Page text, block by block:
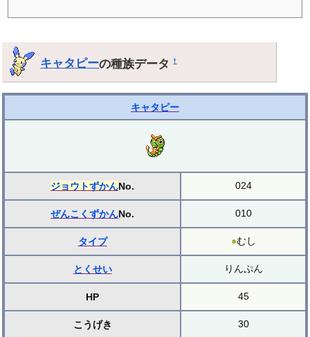
キャタピーの種族データ†
キャタピー
ジョウトずかんNo. 024
ぜんこくずかんNo. 010
タイプ ●むし
とくせい りんぷん
HP 45
こうげき 30